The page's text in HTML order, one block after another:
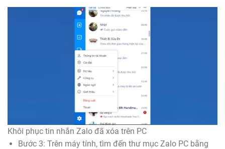
Khôi phục tin nhắn Zalo đã xóa trên PC
Bước 3: Trên máy tính, tìm đến thư mục Zalo PC bằng